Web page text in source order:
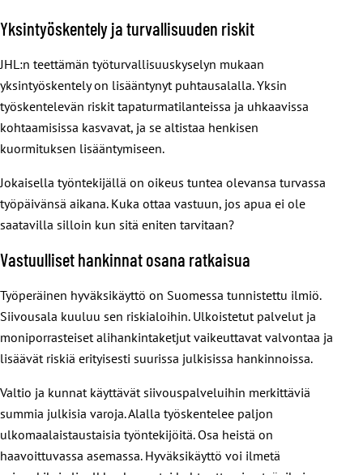
Yksintyöskentely ja turvallisuuden riskit
JHL:n teettämän työturvallisuuskyselyn mukaan
yksintyöskentely on lisääntynyt puhtausalalla. Yksin
työskentelevän riskit tapaturmatilanteissa ja uhkaavissa
kohtaamisissa kasvavat, ja se altistaa henkisen
kuormituksen lisääntymiseen.
Jokaisella työntekijällä on oikeus tuntea olevansa turvassa
työpäivänsä aikana. Kuka ottaa vastuun, jos apua ei ole
saatavilla silloin kun sitä eniten tarvitaan?
Vastuulliset hankinnat osana ratkaisua
Työperäinen hyväksikäyttö on Suomessa tunnistettu ilmiö.
Siivousala kuuluu sen riskialoihin. Ulkoistetut palvelut ja
moniporrasteiset alihankintaketjut vaikeuttavat valvontaa ja
lisäävät riskiä erityisesti suurissa julkisissa hankinnoissa.
Valtio ja kunnat käyttävät siivouspalveluihin merkittäviä
summia julkisia varoja. Alalla työskentelee paljon
ulkomaalaistaustaisia työntekijöitä. Osa heistä on
haavoittuvassa asemassa. Hyväksikäyttö voi ilmetä